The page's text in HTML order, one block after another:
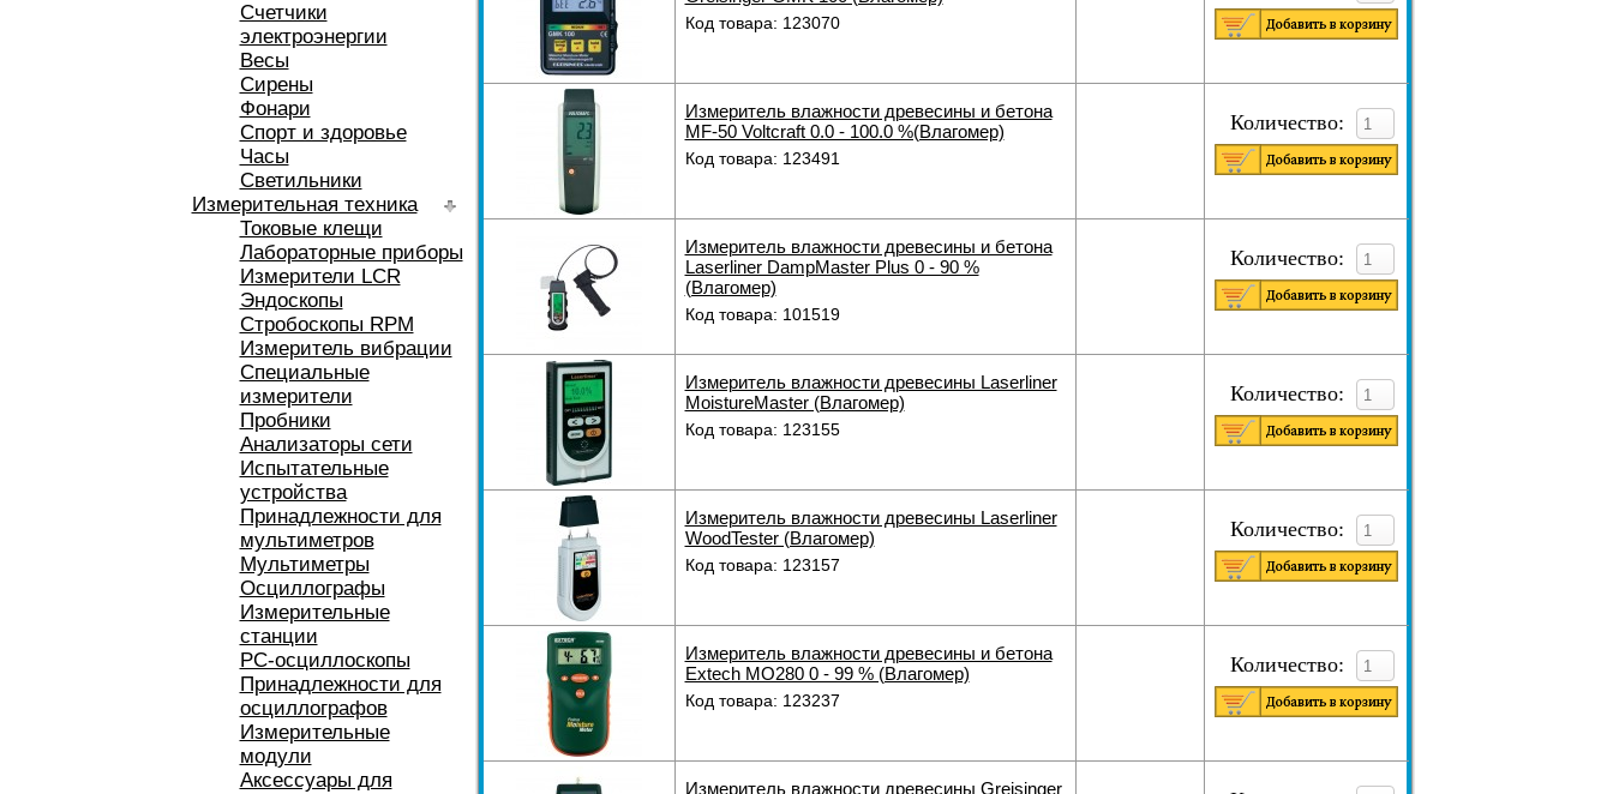
Счетчики
электроэнергии
Весы
Сирены
Фонари
Спорт и здоровье
Часы
Светильники
Измерительная техника
Токовые клещи
Лабораторные приборы
Измерители LCR
Эндоскопы
Стробоскопы RPM
Измеритель вибрации
Специальные
измерители
Пробники
Анализаторы сети
Испытательные
устройства
Принадлежности для
мультиметров
Мультиметры
Осциллографы
Измерительные
станции
РС-осциллоскопы
Принадлежности для
осциллографов
Измерительные
модули
Аксессуары для
Код товара: 123070
Измеритель влажности древесины и бетона
MF-50 Voltcraft 0.0 - 100.0 %(Влагомер)
Код товара: 123491
Количество:
Измеритель влажности древесины и бетона
Laserliner DampMaster Plus 0 - 90 %
(Влагомер)
Код товара: 101519
Количество:
Измеритель влажности древесины Laserliner
MoistureMaster (Влагомер)
Код товара: 123155
Количество:
Измеритель влажности древесины Laserliner
WoodTester (Влагомер)
Код товара: 123157
Количество:
Измеритель влажности древесины и бетона
Extech MO280 0 - 99 % (Влагомер)
Код товара: 123237
Количество:
Измеритель влажности древесины Greisinger